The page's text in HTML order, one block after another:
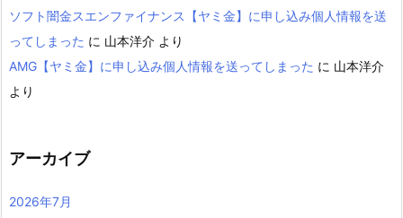
ソフト闇金スエンファイナンス【ヤミ金】に申し込み個人情報を送
ってしまった に 山本洋介 より
AMG【ヤミ金】に申し込み個人情報を送ってしまった に 山本洋介
より
アーカイブ
2026年7月